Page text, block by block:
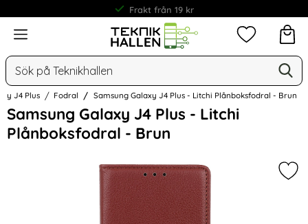
Frakt från 19 kr
Meny
Sök
Mina
J4 Plus Fodral Samsung Galaxy J4 Plus - Litchi Plånboksfodral - Brun
Samsung Galaxy J4 Plus - Litchi
Plånboksfodral - Brun
Hoppa
över
Bilder